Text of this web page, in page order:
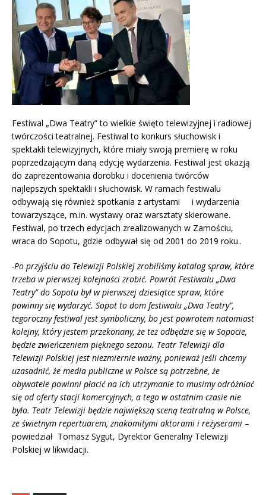
Festiwal „Dwa Teatry” to wielkie święto telewizyjnej i radiowej
twórczości teatralnej. Festiwal to konkurs słuchowisk i
spektakli telewizyjnych, które miały swoją premierę w roku
poprzedzającym daną edycję wydarzenia. Festiwal jest okazją
do zaprezentowania dorobku i docenienia twórców
najlepszych spektakli i słuchowisk. W ramach festiwalu
odbywają się również spotkania z artystami i wydarzenia
towarzyszące, m.in. wystawy oraz warsztaty skierowane.
Festiwal, po trzech edycjach zrealizowanych w Zamościu,
wraca do Sopotu, gdzie odbywał się od 2001 do 2019 roku..
-Po przyjściu do Telewizji Polskiej zrobiliśmy katalog spraw, które
trzeba w pierwszej kolejności zrobić. Powrót Festiwalu „Dwa
Teatry” do Sopotu był w pierwszej dziesiątce spraw, które
powinny się wydarzyć. Sopot to dom festiwalu „Dwa Teatry”,
tegoroczny festiwal jest symboliczny, bo jest powrotem natomiast
kolejny, który jestem przekonany, że też odbędzie się w Sopocie,
będzie zwieńczeniem pięknego sezonu. Teatr Telewizji dla
Telewizji Polskiej jest niezmiernie ważny, ponieważ jeśli chcemy
uzasadnić, że media publiczne w Polsce są potrzebne, że
obywatele powinni płacić na ich utrzymanie to musimy odróżniać
się od oferty stacji komercyjnych, a tego w ostatnim czasie nie
było. Teatr Telewizji będzie największą sceną teatralną w Polsce,
ze świetnym repertuarem, znakomitymi aktorami i reżyserami –
powiedział Tomasz Sygut, Dyrektor Generalny Telewizji
Polskiej w likwidacji.